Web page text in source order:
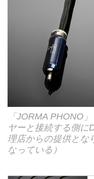
「JORMA PHONO
ヤーと接続する側に
理店からの提供とな
なっている）